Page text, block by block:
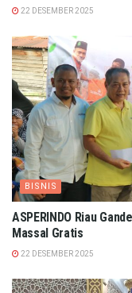
22 DESEMBER 2025
BISNIS
ASPERINDO Riau
Massal Gratis
22 DESEMBER 2025